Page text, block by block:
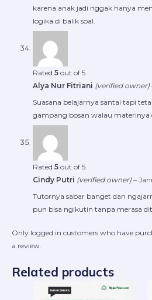
karena anak jadi nggak hanya
logika di balik soal.
Rated 5 out of 5
Alya Nur Fitriani (verified owner)
Suasana belajarnya santai tapi
gampang bosan walau materinya
Rated 5 out of 5
Cindy Putri (verified owner) –
Tutornya sabar banget dan
pun bisa ngikutin tanpa merasa
Only logged in customers who have
a review.
Related products
This